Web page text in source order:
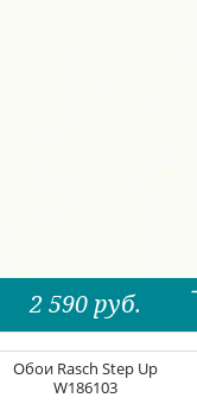
2 590 руб.
Обои Rasch Step Up
W186103